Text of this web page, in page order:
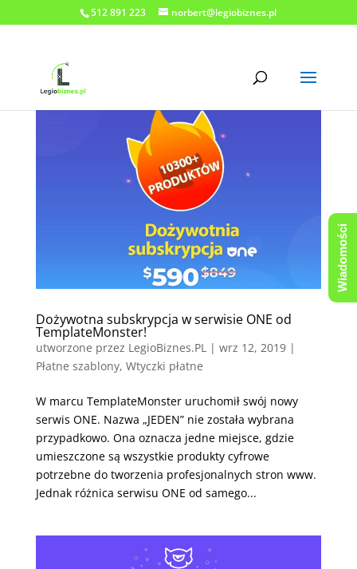
512 891 223 norbert@legiobiznes.pl
Dożywotna subskrypcja w serwisie ONE od
TemplateMonster!
utworzone przez LegioBiznes.PL| wrz 12, 2019|
Płatne szablony, Wtyczki płatne
W marcu TemplateMonster uruchomił swój nowy
serwis ONE. Nazwa „JEDEN” nie została wybrana
przypadkowo. Ona oznacza jedne miejsce, gdzie
umieszczone są wszystkie produkty cyfrowe
potrzebne do tworzenia profesjonalnych stron www.
Jednak różnica serwisu ONE od samego...
Wiadomości